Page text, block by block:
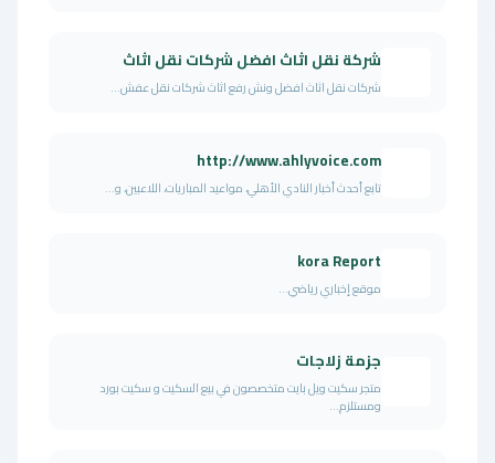
شركة نقل اثاث افضل شركات نقل اثاث
شركات نقل اثاث افضل ونش رفع اثاث شركات نقل عفش...
http://www.ahlyvoice.com
تابع أحدث أخبار النادي الأهلي، مواعيد المباريات، اللاعبين، و...
kora Report
موقع إخباري رياضي...
جزمة زلاجات
متجر سكيت ويل بايت متخصصون في بيع السكيت و سكيت بورد
ومستلزم...